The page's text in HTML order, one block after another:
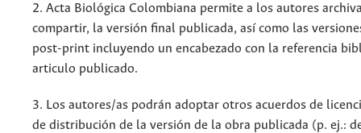
2. Acta Biológica Colombiana permite a los autores
compartir, la versión final publicada, así como las
post-print incluyendo un encabezado con la referencia
articulo publicado.
3. Los autores/as podrán adoptar otros acuerdos de
de distribución de la versión de la obra publicada (p. ej.: